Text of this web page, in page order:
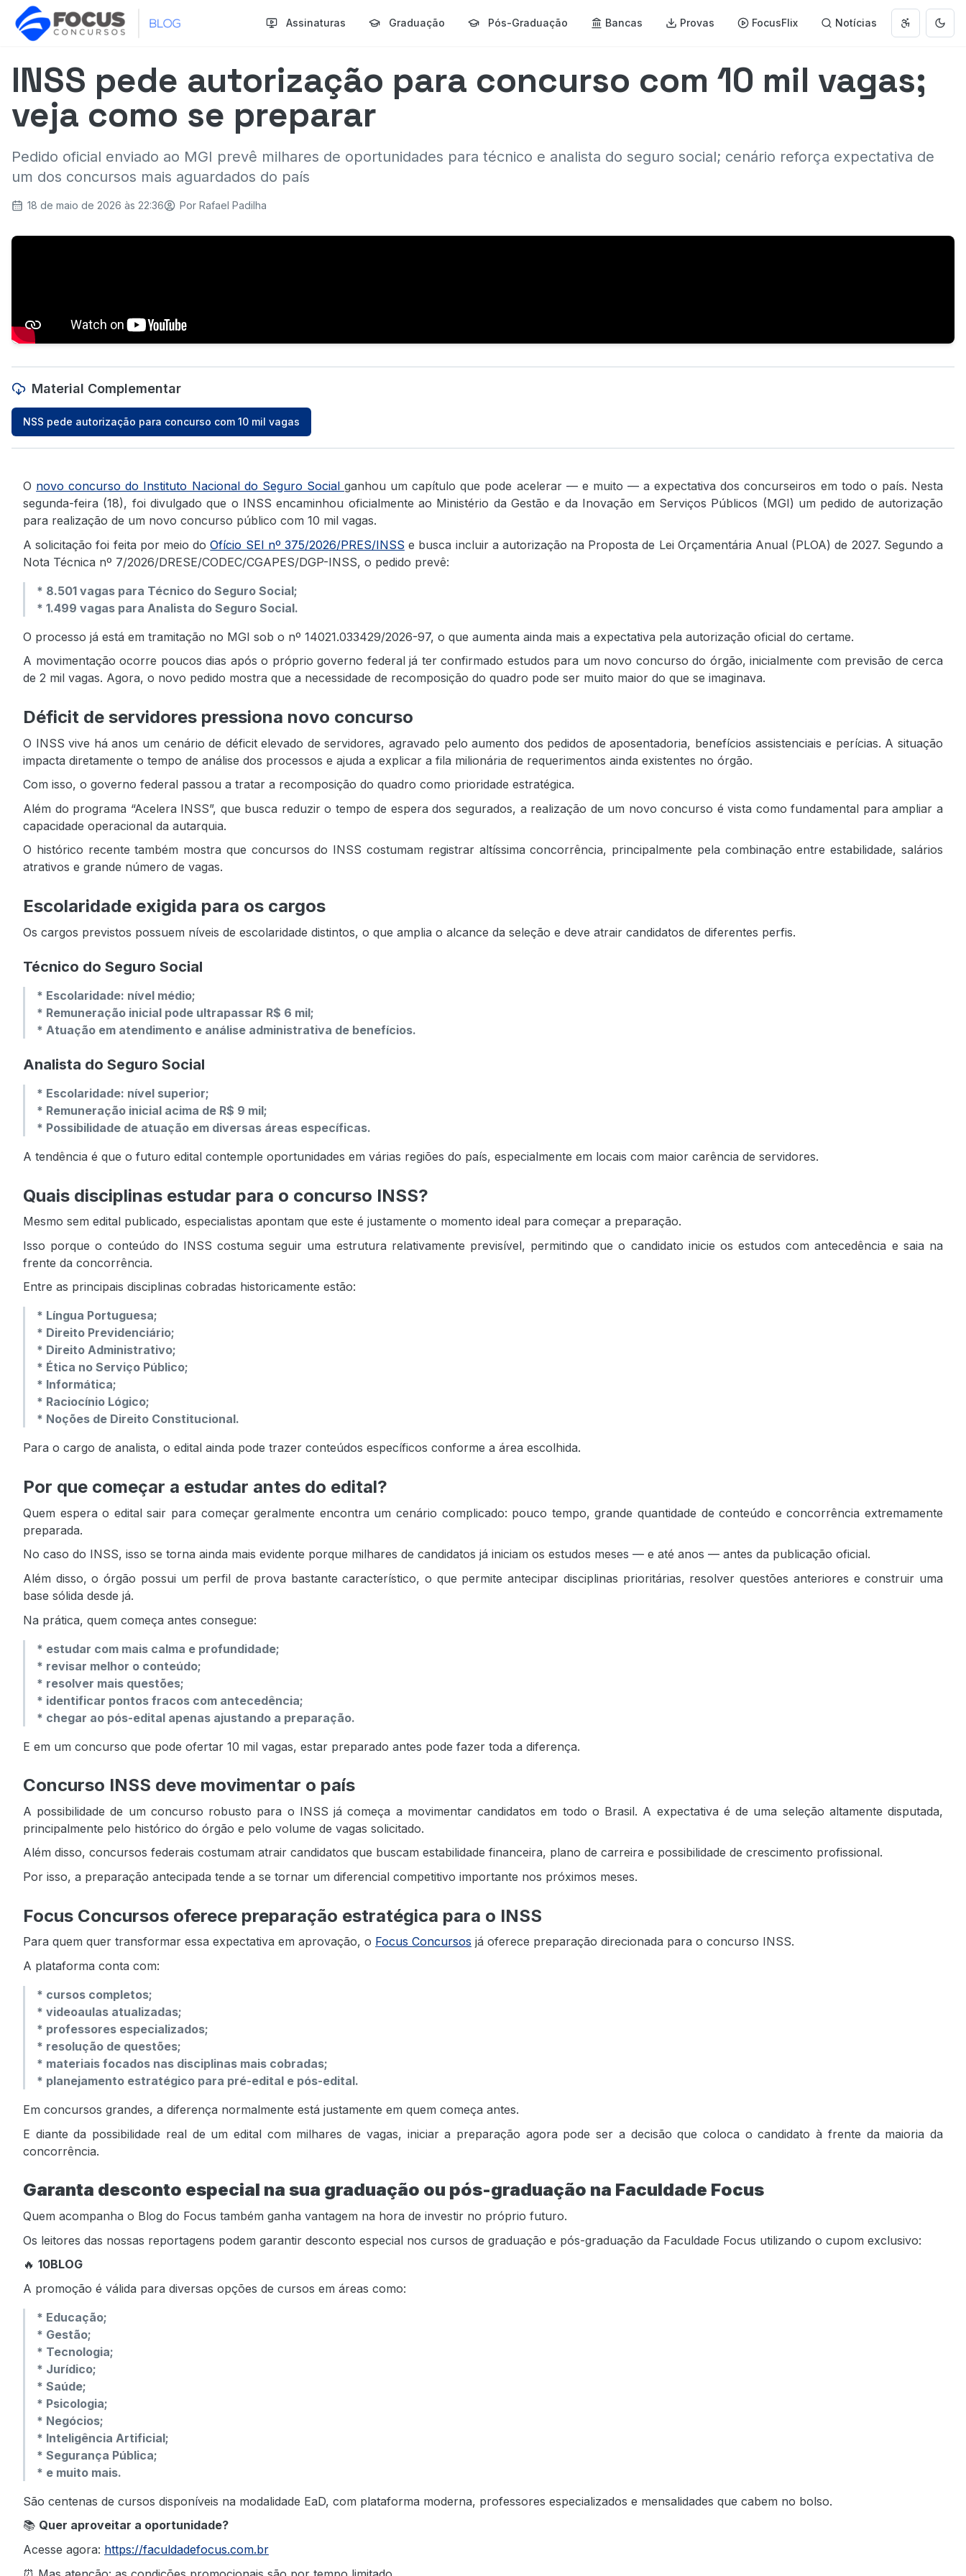
Assinaturas Graduação Pós-Graduação Bancas Provas FocusFlix Notícias Abrir menu
INSS pede autorização para concurso com 10 mil vagas;
veja como se preparar
Pedido oficial enviado ao MGI prevê milhares de oportunidades para técnico e analista do seguro social; cenário reforça expectativa de
um dos concursos mais aguardados do país
18 de maio de 2026 às 22:36 Por Rafael Padilha
Material Complementar
NSS pede autorização para concurso com 10 mil vagas
O novo concurso do Instituto Nacional do Seguro Socialganhou um capítulo que pode acelerar — e muito — a expectativa dos concurseiros em todo o país. Nesta
segunda-feira (18), foi divulgado que o INSS encaminhou oficialmente ao Ministério da Gestão e da Inovação em Serviços Públicos (MGI) um pedido de autorização
para realização de um novo concurso público com 10 mil vagas.
A solicitação foi feita por meio doOfício SEI nº 375/2026/PRES/INSS e busca incluir a autorização na Proposta de Lei Orçamentária Anual (PLOA) de 2027. Segundo a
Nota Técnica nº 7/2026/DRESE/CODEC/CGAPES/DGP-INSS, o pedido prevê:
* 8.501 vagas para Técnico do Seguro Social;
* 1.499 vagas para Analista do Seguro Social.
O processo já está em tramitação no MGI sob o nº 14021.033429/2026-97, o que aumenta ainda mais a expectativa pela autorização oficial do certame.
A movimentação ocorre poucos dias após o próprio governo federal já ter confirmado estudos para um novo concurso do órgão, inicialmente com previsão de cerca
de 2 mil vagas. Agora, o novo pedido mostra que a necessidade de recomposição do quadro pode ser muito maior do que se imaginava.
Déficit de servidores pressiona novo concurso
O INSS vive há anos um cenário de déficit elevado de servidores, agravado pelo aumento dos pedidos de aposentadoria, benefícios assistenciais e perícias. A situação
impacta diretamente o tempo de análise dos processos e ajuda a explicar a fila milionária de requerimentos ainda existentes no órgão.
Com isso, o governo federal passou a tratar a recomposição do quadro como prioridade estratégica.
Além do programa “Acelera INSS”, que busca reduzir o tempo de espera dos segurados, a realização de um novo concurso é vista como fundamental para ampliar a
capacidade operacional da autarquia.
O histórico recente também mostra que concursos do INSS costumam registrar altíssima concorrência, principalmente pela combinação entre estabilidade, salários
atrativos e grande número de vagas.
Escolaridade exigida para os cargos
Os cargos previstos possuem níveis de escolaridade distintos, o que amplia o alcance da seleção e deve atrair candidatos de diferentes perfis.
Técnico do Seguro Social
* Escolaridade: nível médio;
* Remuneração inicial pode ultrapassar R$ 6 mil;
* Atuação em atendimento e análise administrativa de benefícios.
Analista do Seguro Social
* Escolaridade: nível superior;
* Remuneração inicial acima de R$ 9 mil;
* Possibilidade de atuação em diversas áreas específicas.
A tendência é que o futuro edital contemple oportunidades em várias regiões do país, especialmente em locais com maior carência de servidores.
Quais disciplinas estudar para o concurso INSS?
Mesmo sem edital publicado, especialistas apontam que este é justamente o momento ideal para começar a preparação.
Isso porque o conteúdo do INSS costuma seguir uma estrutura relativamente previsível, permitindo que o candidato inicie os estudos com antecedência e saia na
frente da concorrência.
Entre as principais disciplinas cobradas historicamente estão:
* Língua Portuguesa;
* Direito Previdenciário;
* Direito Administrativo;
* Ética no Serviço Público;
* Informática;
* Raciocínio Lógico;
* Noções de Direito Constitucional.
Para o cargo de analista, o edital ainda pode trazer conteúdos específicos conforme a área escolhida.
Por que começar a estudar antes do edital?
Quem espera o edital sair para começar geralmente encontra um cenário complicado: pouco tempo, grande quantidade de conteúdo e concorrência extremamente
preparada.
No caso do INSS, isso se torna ainda mais evidente porque milhares de candidatos já iniciam os estudos meses — e até anos — antes da publicação oficial.
Além disso, o órgão possui um perfil de prova bastante característico, o que permite antecipar disciplinas prioritárias, resolver questões anteriores e construir uma
base sólida desde já.
Na prática, quem começa antes consegue:
* estudar com mais calma e profundidade;
* revisar melhor o conteúdo;
* resolver mais questões;
* identificar pontos fracos com antecedência;
* chegar ao pós-edital apenas ajustando a preparação.
E em um concurso que pode ofertar 10 mil vagas, estar preparado antes pode fazer toda a diferença.
Concurso INSS deve movimentar o país
A possibilidade de um concurso robusto para o INSS já começa a movimentar candidatos em todo o Brasil. A expectativa é de uma seleção altamente disputada,
principalmente pelo histórico do órgão e pelo volume de vagas solicitado.
Além disso, concursos federais costumam atrair candidatos que buscam estabilidade financeira, plano de carreira e possibilidade de crescimento profissional.
Por isso, a preparação antecipada tende a se tornar um diferencial competitivo importante nos próximos meses.
Focus Concursos oferece preparação estratégica para o INSS
Para quem quer transformar essa expectativa em aprovação, o Focus Concursos já oferece preparação direcionada para o concurso INSS.
A plataforma conta com:
* cursos completos;
* videoaulas atualizadas;
* professores especializados;
* resolução de questões;
* materiais focados nas disciplinas mais cobradas;
* planejamento estratégico para pré-edital e pós-edital.
Em concursos grandes, a diferença normalmente está justamente em quem começa antes.
E diante da possibilidade real de um edital com milhares de vagas, iniciar a preparação agora pode ser a decisão que coloca o candidato à frente da maioria da
concorrência.
Garanta desconto especial na sua graduação ou pós-graduação na Faculdade Focus
Quem acompanha o Blog do Focus também ganha vantagem na hora de investir no próprio futuro.
Os leitores das nossas reportagens podem garantir desconto especial nos cursos de graduação e pós-graduação da Faculdade Focus utilizando o cupom exclusivo:
🔥 10BLOG
A promoção é válida para diversas opções de cursos em áreas como:
* Educação;
* Gestão;
* Tecnologia;
* Jurídico;
* Saúde;
* Psicologia;
* Negócios;
* Inteligência Artificial;
* Segurança Pública;
* e muito mais.
São centenas de cursos disponíveis na modalidade EaD, com plataforma moderna, professores especializados e mensalidades que cabem no bolso.
📚 Quer aproveitar a oportunidade?
Acesse agora: https://faculdadefocus.com.br